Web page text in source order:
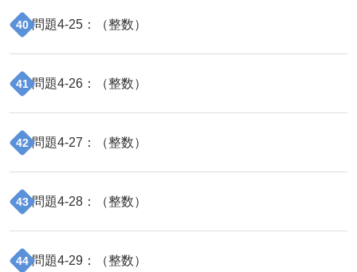
40 問題4-25 ：（整数）
41 問題4-26 ：（整数）
42 問題4-27 ：（整数）
43 問題4-28 ：（整数）
44 問題4-29 ：（整数）